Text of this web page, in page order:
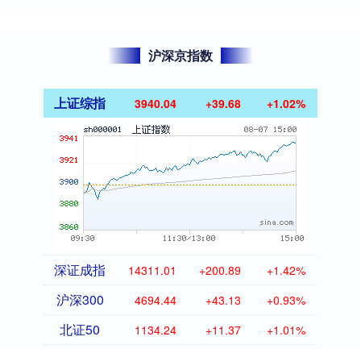
沪深京指数
上证综指 3940.04 +39.68 +1.02%
深证成指 14311.01 +200.89 +1.42%
沪深300 4694.44 +43.13 +0.93%
北证50 1134.24 +11.37 +1.01%